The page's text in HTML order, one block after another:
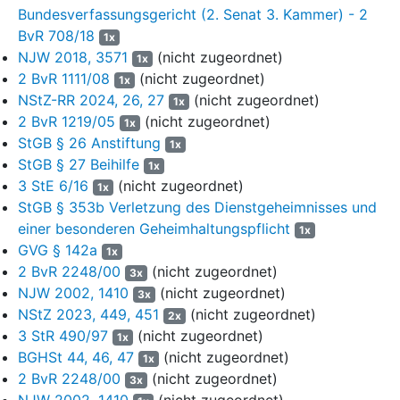
4
Der Ermittlungsrichter des Bundesgerichtshofs hat mit
Verfügung vom 25. Juli 2025 der Beschwerde nicht
abgeholfen und die Sache dem Senat zur Entscheidung
vorgelegt. Zudem hat er mit Beschluss vom selben Tag (
) die vorläufige Sicherstellung zum Zwecke der
Durchsicht bestätigt.
5
Der Senat hat die Beschwerde der Beschuldigten mit
Beschluss vom 21. August 2025 (StB 37/25), soweit sie die
vorläufige Sicherstellung zum Zwecke der Durchsicht betroffen
hat, wegen prozessualer Überholung als unzulässig, im
Übrigen als unbegründet verworfen.
6
Mit erneuter Beschwerde vom 4. August 2025 hat sich die
Beschuldigte gegen den Beschluss des Ermittlungsrichters
des Bundesgerichtshofs vom 25. Juli 2025 gewandt, mit dem
die vorläufige Sicherstellung zum Zwecke der Durchsicht
bestätigt worden ist. Zur Begründung ihres Rechtsmittels hat
sie zunächst auf ihre Beschwerdebegründung vom 21. Juli
2025 verwiesen und diese später dahin ergänzt, dass die
Durchsuchungsanordnung durch bloße Vermutungen
Bundesverfassungsgericht (2. Senat 3. Kammer) - 2
BvR 708/18
1x
NJW 2018, 3571 1x (nicht zugeordnet)
2 BvR 1111/08
1x (nicht zugeordnet)
NStZ-RR 2024, 26, 27
1x (nicht zugeordnet)
2 BvR 1219/05
1x (nicht zugeordnet)
StGB § 26 Anstiftung
1x
StGB § 27 Beihilfe 1x
3 StE 6/16 1x (nicht zugeordnet)
StGB § 353b Verletzung des Dienstgeheimnisses und
einer besonderen Geheimhaltungspflicht
1x
GVG § 142a 1x
2 BvR 2248/00 3x (nicht zugeordnet)
NJW 2002, 1410
3x (nicht zugeordnet)
NStZ 2023, 449, 451
2x (nicht zugeordnet)
3 StR 490/97
1x (nicht zugeordnet)
BGHSt 44, 46, 47
1x (nicht zugeordnet)
2 BvR 2248/00
3x (nicht zugeordnet)